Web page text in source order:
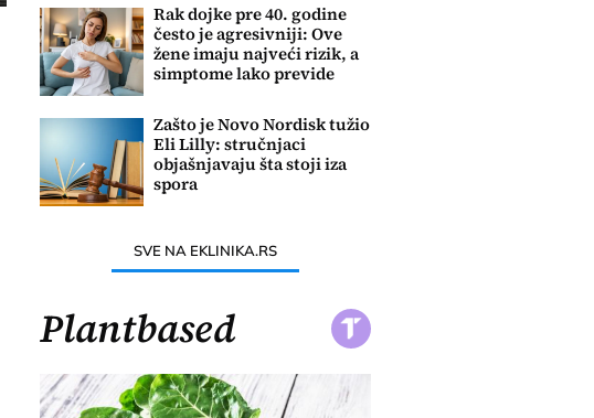
Rak dojke pre 40. godine
često je agresivniji: Ove
žene imaju najveći rizik, a
simptome lako previde
Zašto je Novo Nordisk tužio
Eli Lilly: stručnjaci
objašnjavaju šta stoji iza
spora
SVE NA EKLINIKA.RS
Plantbased